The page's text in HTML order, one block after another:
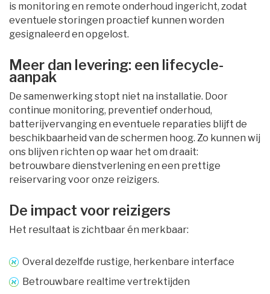
is monitoring en remote onderhoud ingericht, zodat
eventuele storingen proactief kunnen worden
gesignaleerd en opgelost.
Meer dan levering: een lifecycle-
aanpak
De samenwerking stopt niet na installatie. Door
continue monitoring, preventief onderhoud,
batterijvervanging en eventuele reparaties blijft de
beschikbaarheid van de schermen hoog. Zo kunnen wij
ons blijven richten op waar het om draait:
betrouwbare dienstverlening en een prettige
reiservaring voor onze reizigers.
De impact voor reizigers
Het resultaat is zichtbaar én merkbaar:
Overal dezelfde rustige, herkenbare interface
Betrouwbare realtime vertrektijden